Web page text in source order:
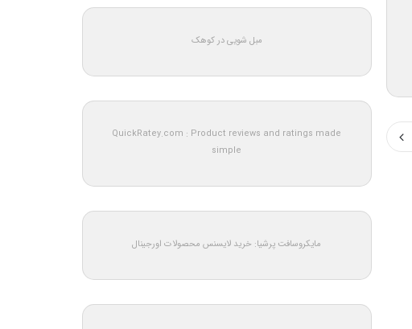
مبل شویی در کوهک
QuickRatey.com : Product reviews and ratings made
simple
مایکروسافت پرشیا: خرید لایسنس محصولات اورجینال